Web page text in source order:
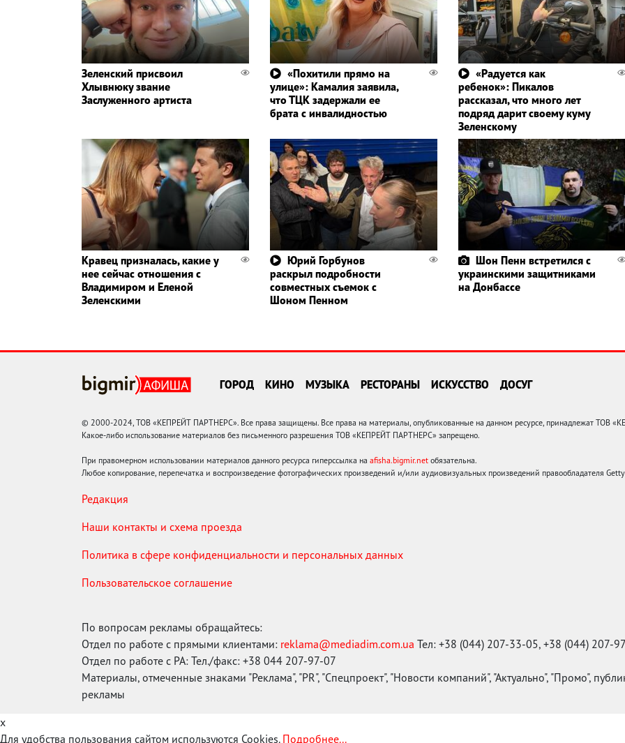
Зеленский присвоил
Хлывнюку звание
Заслуженного артиста
«Похитили прямо на
улице»: Камалия заявила,
что ТЦК задержали ее
брата с инвалидностью
«Радуется как
ребенок»: Пикалов
рассказал, что много лет
подряд дарит своему куму
Зеленскому
Кравец призналась, какие у
нее сейчас отношения с
Владимиром и Еленой
Зеленскими
Юрий Горбунов
раскрыл подробности
совместных съемок с
Шоном Пенном
Шон Пенн встретился с
украинскими защитниками
на Донбассе
ГОРОД КИНО МУЗЫКА РЕСТОРАНЫ ИСКУССТВО ДОСУГ
© 2000-2024, ТОВ «КЕПРЕЙТ ПАРТНЕРС». Все права защищены. Все права на материалы, опубликованные на данном ресурсе, принадлежат ТОВ
Какое-либо использование материалов без письменного разрешения ТОВ «КЕПРЕЙТ ПАРТНЕРС» запрещено.
При правомерном использовании материалов данного ресурса гиперссылка на afisha.bigmir.net обязательна.
Любое копирование, перепечатка и воспроизведение фотографических произведений и/или аудиовизуальных произведений правообладателя Getty
Редакция
Наши контакты и схема проезда
Политика в сфере конфиденциальности и персональных данных
Пользовательское соглашение
По вопросам рекламы обращайтесь:
Отдел по работе с прямыми клиентами: reklama@mediadim.com.ua Тел: +38 (044) 207-33-05, +38 (044) 207-
Отдел по работе с РА: Тел./факс: +38 044 207-97-07
Материалы, отмеченные знаками "Реклама", "PR", "Спецпроект", "Новости компаний", "Актуально", "Промо",
рекламы
x
Для удобства пользования сайтом используются Cookies. Подробнее...